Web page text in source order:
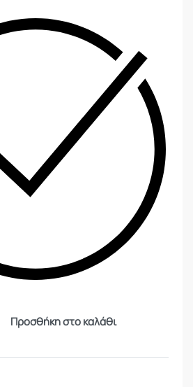
Προσθήκη στο καλάθι